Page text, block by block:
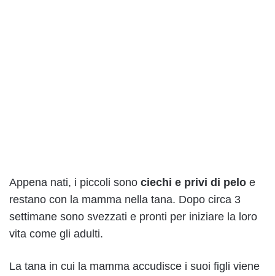
Appena nati, i piccoli sono ciechi e privi di pelo e
restano con la mamma nella tana. Dopo circa 3
settimane sono svezzati e pronti per iniziare la loro
vita come gli adulti.
La tana in cui la mamma accudisce i suoi figli viene